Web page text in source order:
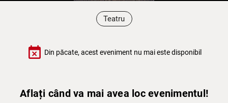
Teatru
event_busy Din păcate, acest eveniment nu mai este disponibil
Aflați când va mai avea loc evenimentul!